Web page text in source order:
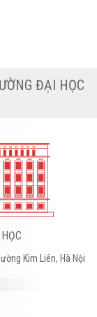
Kim Liên, Hà Nội